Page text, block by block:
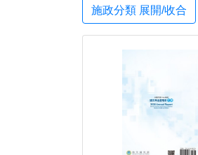
施政分類 展開/收合